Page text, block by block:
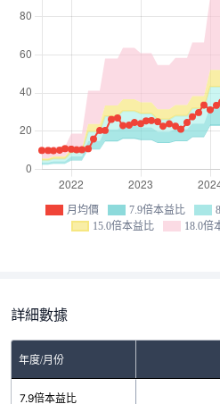
月均價 7.9倍本益比
15.0倍本益比
18.0倍
詳細數據
年度/月份
7.9倍本益比